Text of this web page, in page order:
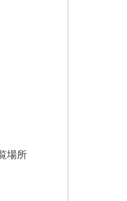
場所